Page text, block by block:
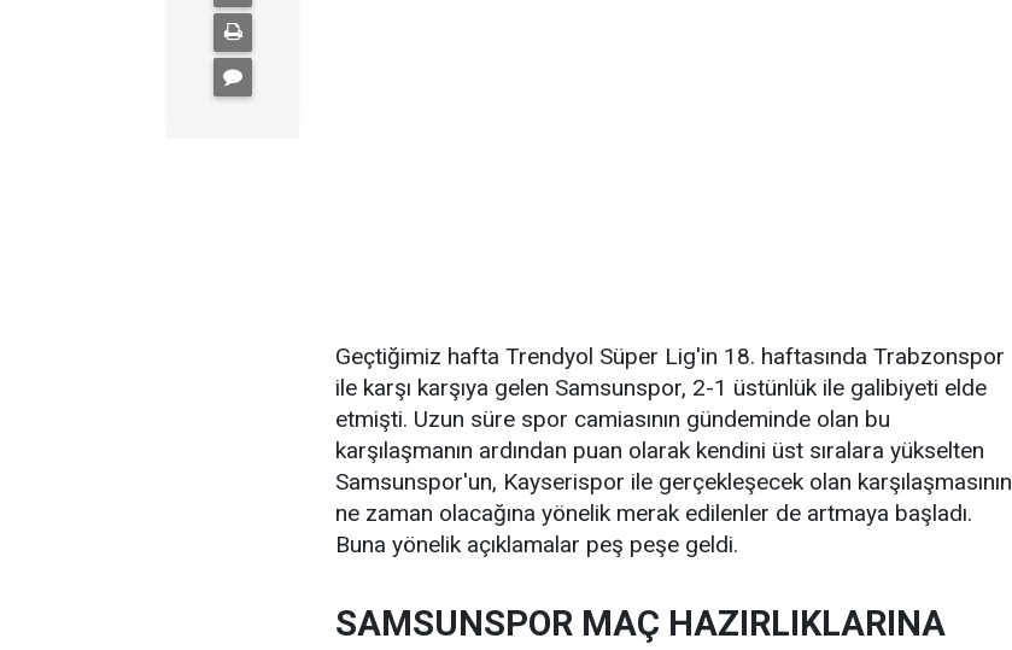
Geçtiğimiz hafta Trendyol Süper Lig'in 18. haftasında Trabzonspor
ile karşı karşıya gelen Samsunspor, 2-1 üstünlük ile galibiyeti elde
etmişti. Uzun süre spor camiasının gündeminde olan bu
karşılaşmanın ardından puan olarak kendini üst sıralara yükselten
Samsunspor'un, Kayserispor ile gerçekleşecek olan karşılaşmasının
ne zaman olacağına yönelik merak edilenler de artmaya başladı.
Buna yönelik açıklamalar peş peşe geldi.
SAMSUNSPOR MAÇ HAZIRLIKLARINA